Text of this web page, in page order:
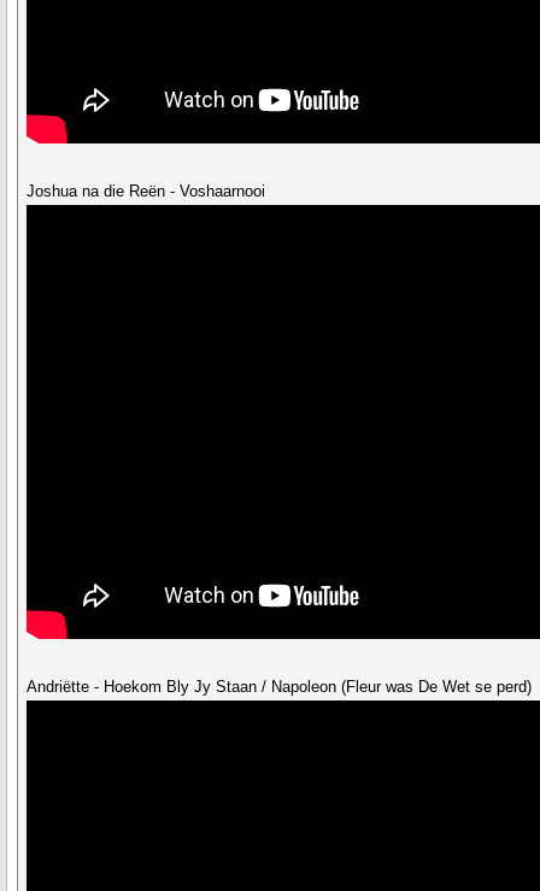
Joshua na die Reën - Voshaarnooi
Andriëtte - Hoekom Bly Jy Staan / Napoleon (Fleur was De Wet se perd)